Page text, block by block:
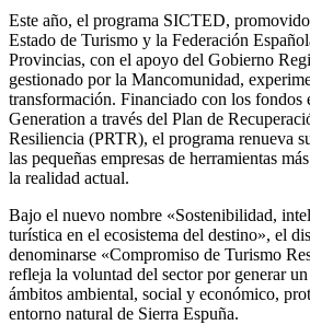
Este año, el programa SICTED,
Estado de Turismo y la Federación
Provincias, con el apoyo del Gobierno
gestionado por la Mancomunidad,
transformación. Financiado con los fondos
Generation a través del Plan de
Resiliencia (PRTR), el programa renueva
las pequeñas empresas de herramientas
la realidad actual.
Bajo el nuevo nombre «Sostenibilidad,
turística en el ecosistema del destino», el
denominarse «Compromiso de Turismo
refleja la voluntad del sector por generar
ámbitos ambiental, social y económico,
entorno natural de Sierra Espuña.